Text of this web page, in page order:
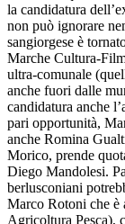
la candidatura
non può ignorare
sangiorgese è
Marche Cultura-
ultra-comunale
anche fuori dalle
candidatura anche
pari opportunità,
anche Romina
Morico, prende
Diego Mandolesi.
berlusconiani
Marco Rotoni che è
Agricoltura Pesca),